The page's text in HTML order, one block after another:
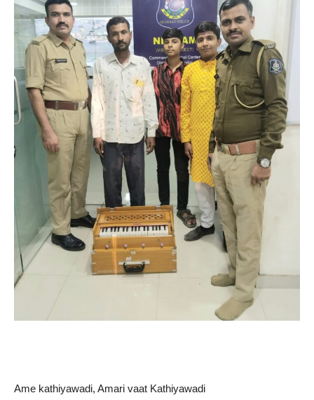
Ame kathiyawadi, Amari vaat Kathiyawadi